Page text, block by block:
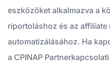
eszközöket alkalmazva a
riportoláshoz és az affiliate
automatizálásához. Ha
a CPINAP